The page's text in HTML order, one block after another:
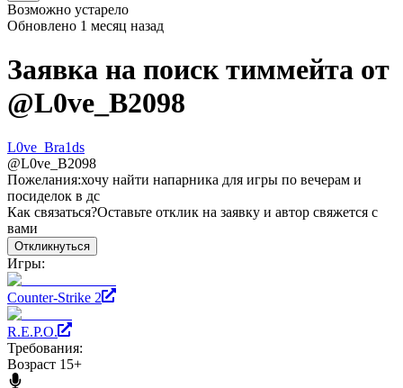
Возможно устарело
Обновлено 1 месяц назад
Заявка на поиск тиммейта от
@L0ve_B2098
L0ve_Bra1ds
@L0ve_B2098
Пожелания:хочу найти напарника для игры по вечерам и
посиделок в дс
Как связаться?Оставьте отклик на заявку и автор свяжется с
вами
Откликнуться
Игры:
Counter-Strike 2
R.E.P.O.
Требования:
Возраст 15+